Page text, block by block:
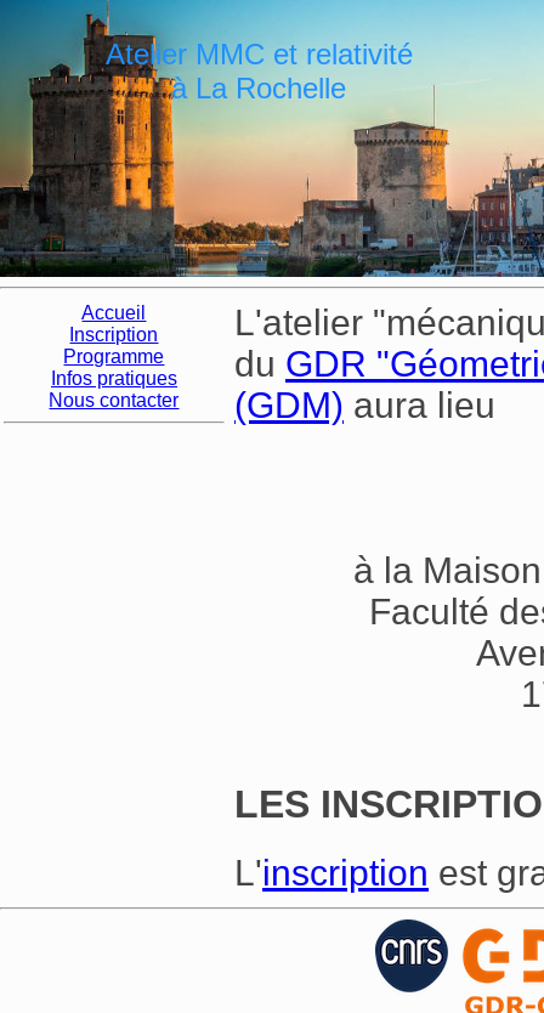
Atelier MMC et relativité
à La Rochelle
Accueil
Inscription
Programme
Infos pratiques
Nous contacter
L'atelier
du GDR
(GDM) aura lieu
à la
Faculté
LES
L'inscription est